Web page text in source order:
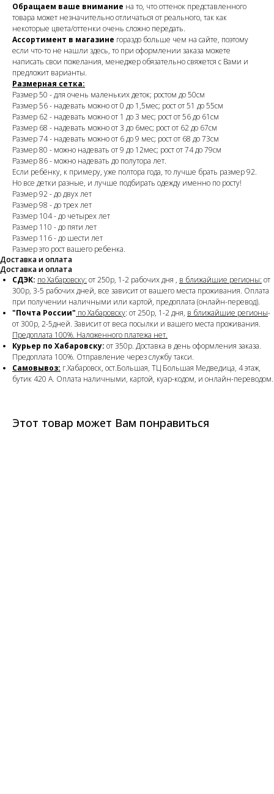
Обращаем ваше внимание на то, что оттенок представленного
товара может незначительно отличаться от реального, так как
некоторые цвета/оттенки очень сложно передать.
Ассортимент в магазине гораздо больше чем на сайте, поэтому
если что-то не нашли здесь, то при оформлении заказа можете
написать свои пожелания, менеджер обязательно свяжется с Вами и
предложит варианты.
Размерная сетка:
Размер 50 - для очень маленьких деток; ростом до 50см
Размер 56 - надевать можно от 0 до 1,5мес; рост от 51 до 55см
Размер 62 - надевать можно от 1 до 3 мес; рост от 56 до 61см
Размер 68 - надевать можно от 3 до 6мес; рост от 62 до 67см
Размер 74 - надевать можно от 6 до 9 мес; рост от 68 до 73см
Размер 80 - можно надевать от 9 до 12мес; рост от 74 до 79см
Размер 86 - можно надевать до полутора лет.
Если ребёнку, к примеру, уже полтора года, то лучше брать размер 92.
Но все детки разные, и лучше подбирать одежду именно по росту!
Размер 92 - до двух лет
Размер 98 - до трех лет
Размер 104 - до четырех лет
Размер 110 - до пяти лет
Размер 116 - до шести лет
Размер это рост вашего ребенка.
Доставка и оплата
Доставка и оплата
СДЭК: по Хабаровску: от 250р, 1-2 рабочих дня , в ближайшие регионы: от
300р, 3-5 рабочих дней, все зависит от вашего места проживания. Оплата
при получении наличными или картой, предоплата (онлайн-перевод).
"Почта России" по Хабаровску: от 250р, 1-2 дня, в ближайшие регионы-
от 300р, 2-5дней. Зависит от веса посылки и вашего места проживания.
Предоплата 100%. Наложенного платежа нет.
Курьер по Хабаровску: от 350р. Доставка в день оформления заказа.
Предоплата 100%. Отправление через службу такси.
Самовывоз: г.Хабаровск, ост.Большая, ТЦ Большая Медведица, 4 этаж,
бутик 420 А. Оплата наличными, картой, куар-кодом, и онлайн-переводом.
Этот товар может Вам понравиться